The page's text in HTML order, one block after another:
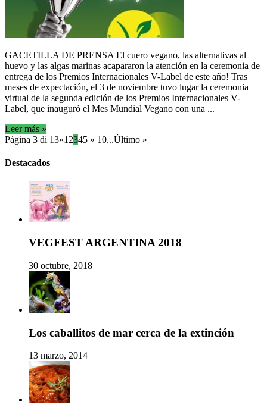
GACETILLA DE PRENSA El cuero vegano, las alternativas al
huevo y las algas marinas acapararon la atención en la ceremonia de
entrega de los Premios Internacionales V-Label de este año! Tras
meses de expectación, el 3 de noviembre tuvo lugar la ceremonia
virtual de la segunda edición de los Premios Internacionales V-
Label, que inauguró el Mes Mundial Vegano con una ...
Leer más »
Página 3 di 13«1 2345 » 10...Último »
Destacados
VEGFEST ARGENTINA 2018
30 octubre, 2018
Los caballitos de mar cerca de la extinción
13 marzo, 2014